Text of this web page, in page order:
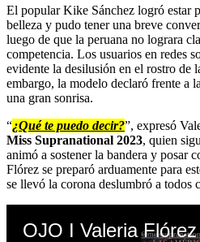
El popular Kike Sánchez logró estar
belleza y pudo tener una breve
luego de que la peruana no lograra
competencia. Los usuarios en redes
evidente la desilusión en el rostro de
embargo, la modelo declaró frente a
una gran sonrisa.
“¿Qué te puedo decir?”, expresó
Miss Supranational 2023, quien
animó a sostener la bandera y posar
Flórez se preparó arduamente para
se llevó la corona deslumbró a todos